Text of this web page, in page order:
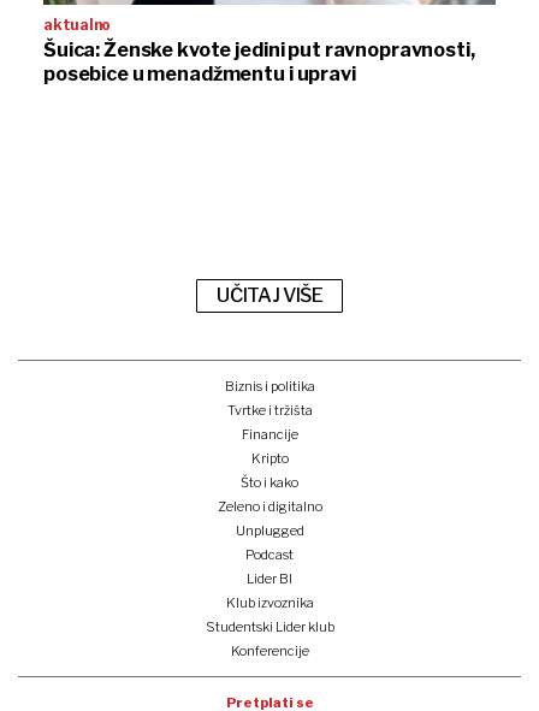
aktualno
Šuica: Ženske kvote jedini put ravnopravnosti,
posebice u menadžmentu i upravi
UČITAJ VIŠE
Biznis i politika
Tvrtke i tržišta
Financije
Kripto
Što i kako
Zeleno i digitalno
Unplugged
Podcast
Lider BI
Klub izvoznika
Studentski Lider klub
Konferencije
Pretplati se